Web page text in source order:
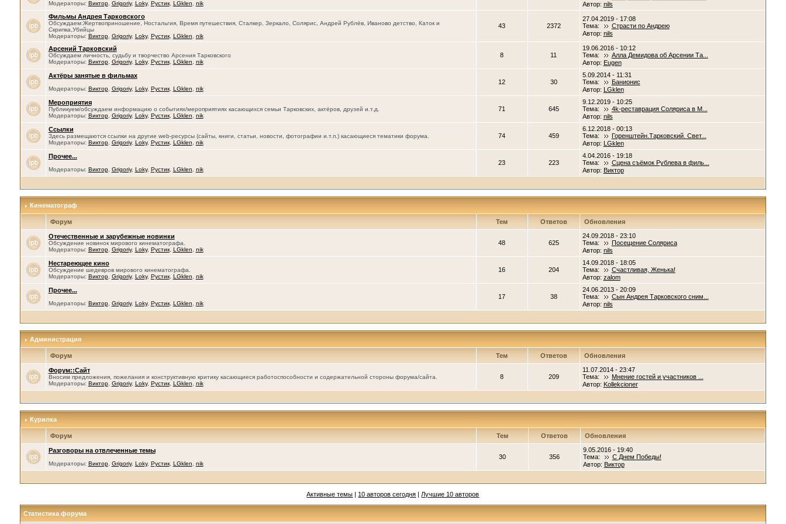
Модераторы: Виктор, Grigoriy, Loky, Рустик, LGklen nik
Автор: nils
Фильмы Андрея Тарковского
Обсуждаем:Жертвоприношение, Ностальгия, Время путешествия, Сталкер, Зеркало, Солярис, Андрей Рублёв, Иваново детство, Каток и
Скрипка,Убийцы
Модераторы: Виктор, Grigoriy, Loky, Рустик, LGklen nik
43 2372
27.04.2019 - 17:08
Тема:
Страсти по Андрею
Автор: nils
Арсений Тарковский
Обсуждаем личность, судьбу и творчество Арсения Тарковского
Модераторы: Виктор, Grigoriy, Loky, Рустик, LGklen nik
8 11
19.06.2016 - 10:12
Тема:
Алла Демидова об Арсении Та...
Автор: Eugen
Актёры занятые в фильмах
Модераторы: Виктор, Grigoriy, Loky, Рустик, LGklen nik
12 30
5.09.2014 - 11:31
Тема:
Банионис
Автор: LGklen
Мероприятия
Публикуем/обсуждаем информацию о событиях/мероприятиях касающихся семьи Тарковских, актёров, друзей и.т.д.
Модераторы: Виктор, Grigoriy, Loky, Рустик, LGklen nik
71 645
9.12.2019 - 10:25
Тема:
4k-реставрация Соляриса в М...
Автор: nils
Ссылки
Здесь размещаются ссылки на другие web-ресурсы (сайты, книги, статьи, новости, фотографии и.т.п.) касающиеся тематики форума.
Модераторы: Виктор, Grigoriy, Loky, Рустик, LGklen nik
74 459
6.12.2018 - 00:13
Тема:
Горенштейн.Тарковский. Свет...
Автор: LGklen
Прочее...
Модераторы: Виктор, Grigoriy, Loky, Рустик, LGklen nik
23 223
4.04.2016 - 19:18
Тема:
Сцена съёмок Рублева в филь...
Автор: Виктор
Кинематограф
Форум Тем Ответов Обновления
Отечественные и зарубежные новинки
Обсуждение новинок мирового кинематографа.
Модераторы: Виктор, Grigoriy, Loky, Рустик, LGklen nik
48 625
24.09.2018 - 23:10
Тема:
Посещение Соляриса
Автор: nils
Нестареющее кино
Обсуждение шедевров мирового кинематографа.
Модераторы: Виктор, Grigoriy, Loky, Рустик, LGklen nik
16 204
14.09.2018 - 18:05
Тема:
Счастливая, Женька!
Автор: zalom
Прочее...
Модераторы: Виктор, Grigoriy, Loky, Рустик, LGklen nik
17 38
24.06.2013 - 20:09
Тема:
Сын Андрея Тарковского сним...
Автор: nils
Администрация
Форум Тем Ответов Обновления
Форум::Сайт
Вносим предложения, пожелания и конструктивную критику касающиеся работоспособности и содержательной стороны форума/сайта.
Модераторы: Виктор, Grigoriy, Loky, Рустик, LGklen nik
8 209
11.07.2014 - 23:47
Тема:
Мнение гостей и участников ...
Автор: Kollekcioner
Курилка
Форум Тем Ответов Обновления
Разговоры на отвлеченные темы
Модераторы: Виктор, Grigoriy, Loky, Рустик, LGklen nik
30 356
9.05.2016 - 19:40
Тема:
С Днем Победы!
Автор: Виктор
Активные темы | 10 авторов сегодня | Лучшие 10 авторов
Статистика форума